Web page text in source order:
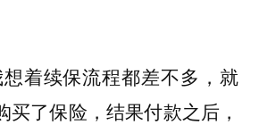
着续保流程都差不多，就
买了保险，结果付款之后，